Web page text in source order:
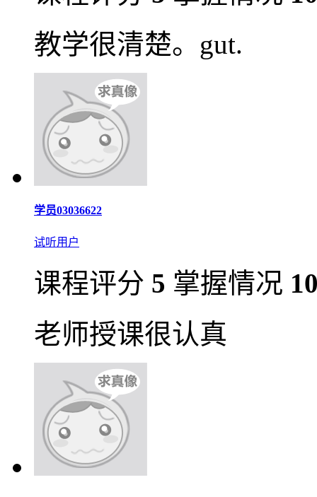
教学很清楚。gut.
学员03036622
试听用户
课程评分 5 掌握情况
老师授课很认真